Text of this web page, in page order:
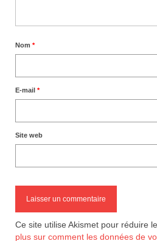
Nom *
E-mail *
Site web
Ce site utilise Akismet pour réduire
plus sur comment les données de